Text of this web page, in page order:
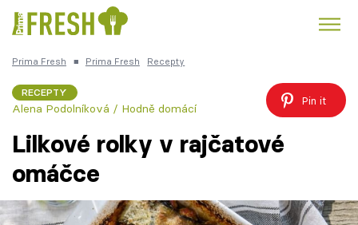
Česká kuchyně Čokoláda
Témata
Prima Fresh ■ Prima Fresh Recepty
RECEPTY
Alena Podolníková / Hodně domácí
Pin it
Lilkové rolky v rajčatové
omáčce